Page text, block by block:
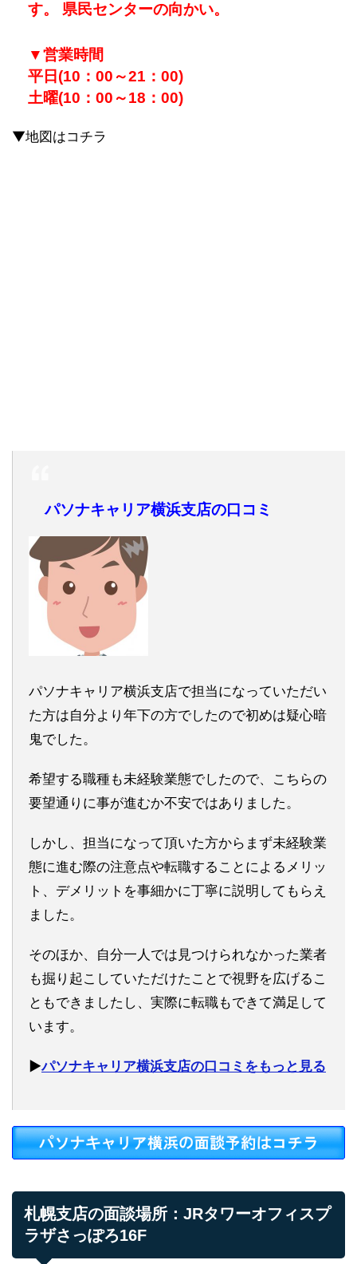
す。 県民センターの向かい。
▼営業時間
平日(10：00～21：00)
土曜(10：00～18：00)
▼地図はコチラ
パソナキャリア横浜支店の口コミ
パソナキャリア横浜支店で担当になっていただい
た方は自分より年下の方でしたので初めは疑心暗
鬼でした。
希望する職種も未経験業態でしたので、こちらの
要望通りに事が進むか不安ではありました。
しかし、担当になって頂いた方からまず未経験業
態に進む際の注意点や転職することによるメリッ
ト、デメリットを事細かに丁寧に説明してもらえ
ました。
そのほか、自分一人では見つけられなかった業者
も掘り起こしていただけたことで視野を広げるこ
ともできましたし、実際に転職もできて満足して
います。
▶︎パソナキャリア横浜支店の口コミをもっと見る
札幌支店の面談場所：JRタワーオフィスプ
ラザさっぽろ16F